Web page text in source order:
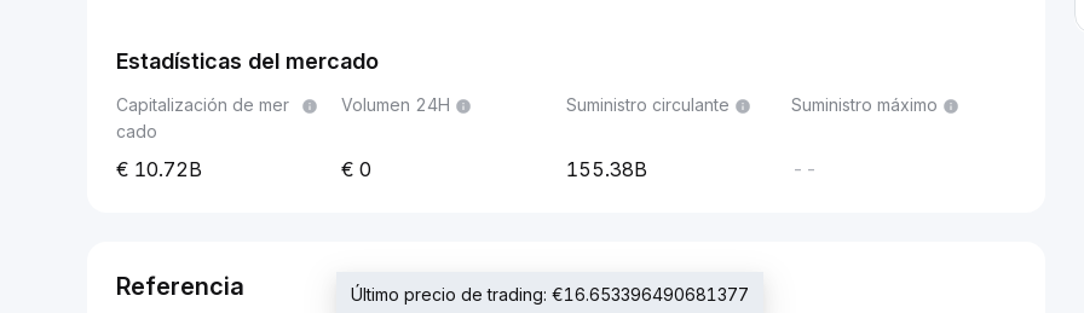
Estadísticas del mercado
Capitalización de mer
cado
10.72B
Volumen 24H
0
Suministro circulante
155.38B
Suministro máximo
--
Referencia Último precio de trading: €16.653396490681377